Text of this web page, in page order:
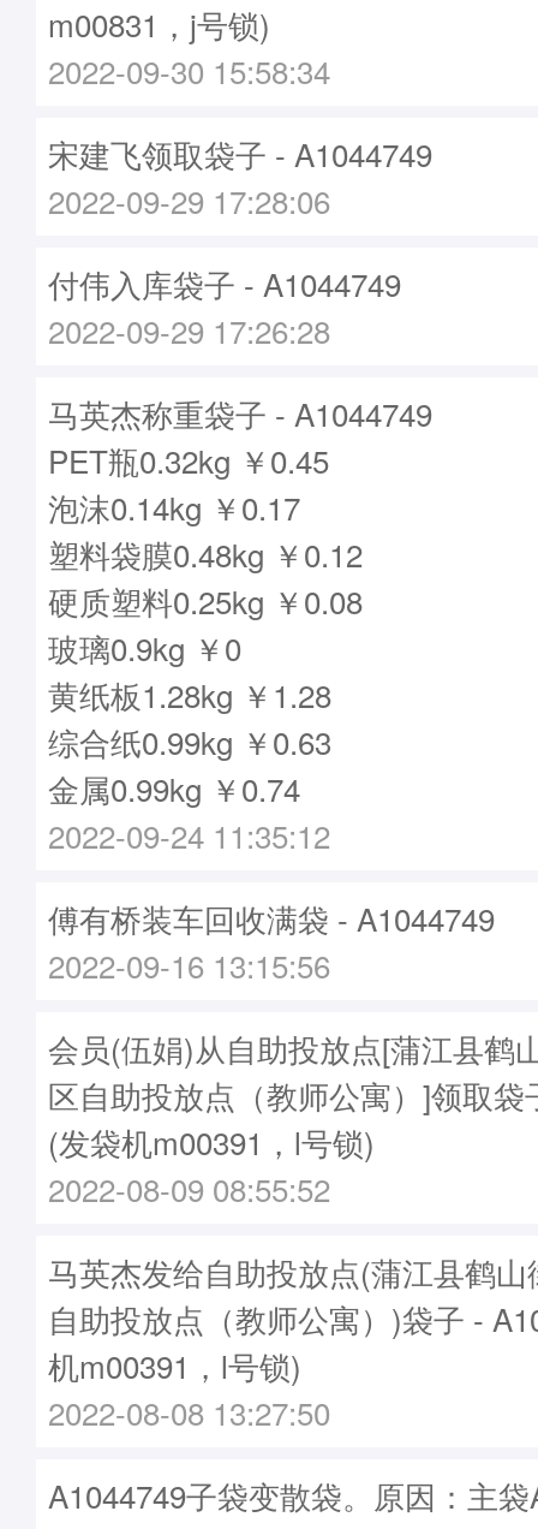
m00831，j号锁)
2022-09-30 15:58:34
宋建飞领取袋子 - A1044749
2022-09-29 17:28:06
付伟入库袋子 - A1044749
2022-09-29 17:26:28
马英杰称重袋子 - A1044749
PET瓶0.32kg ￥0.45
泡沫0.14kg ￥0.17
塑料袋膜0.48kg ￥0.12
硬质塑料0.25kg ￥0.08
玻璃0.9kg ￥0
黄纸板1.28kg ￥1.28
综合纸0.99kg ￥0.63
金属0.99kg ￥0.74
2022-09-24 11:35:12
傅有桥装车回收满袋 - A1044749
2022-09-16 13:15:56
会员(伍娟)从自助投放点[蒲江县鹤
区自助投放点（教师公寓）]领取袋
(发袋机m00391，l号锁)
2022-08-09 08:55:52
马英杰发给自助投放点(蒲江县鹤
自助投放点（教师公寓）)袋子 -
机m00391，l号锁)
2022-08-08 13:27:50
A1044749子袋变散袋。原因：主